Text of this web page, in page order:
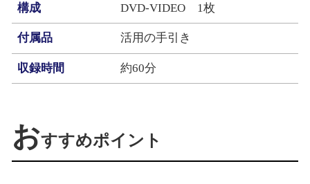
構成 DVD-VIDEO 1枚
付属品 活用の手引き
収録時間 約60分
おすすめポイント